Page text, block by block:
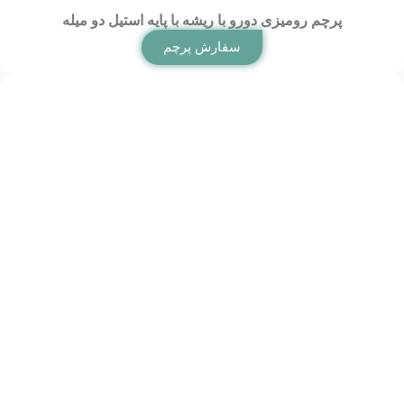
پرچم رومیزی دورو با ریشه با پایه استیل دو میله
سفارش پرچم